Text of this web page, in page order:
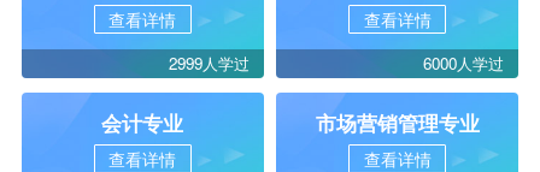
查看详情
2999人学过
查看详情
6000人学过
会计专业
查看详情
市场营销管理专业
查看详情